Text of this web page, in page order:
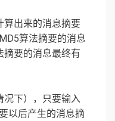
算出来的消息摘要
算法摘要的消息
摘要的消息最终有
况下），只要输入
以后产生的消息摘